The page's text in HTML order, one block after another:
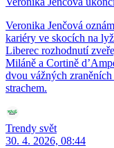
Veronika Jenčová
kariéry ve skocích na
Liberec rozhodnutí
Miláně a Cortině
dvou vážných
strachem.
Trendy svět
30. 4. 2026, 08:44